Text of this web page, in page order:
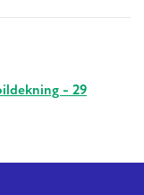
- 29